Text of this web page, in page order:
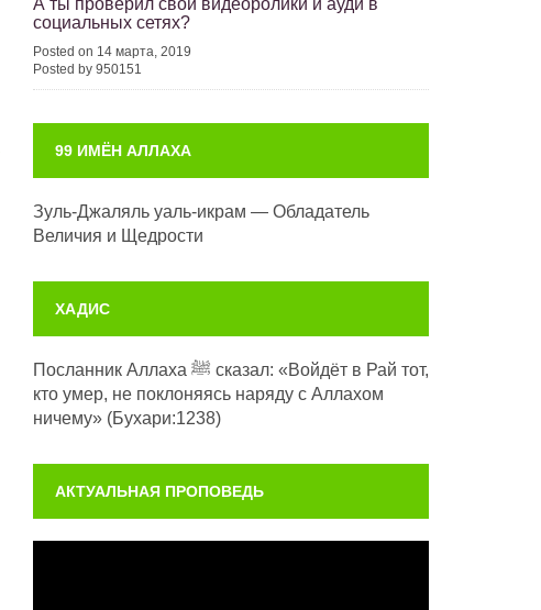
А ты проверил свои видеоролики и ауди в
социальных сетях?
Posted on 14 марта, 2019
Posted by 950151
99 ИМЁН АЛЛАХА
Зуль-Джаляль уаль-икрам — Обладатель
Величия и Щедрости
ХАДИС
Посланник Аллаха ﷺ сказал: «Войдёт в Рай тот,
кто умер, не поклоняясь наряду с Аллахом
ничему» (Бухари:1238)
АКТУАЛЬНАЯ ПРОПОВЕДЬ